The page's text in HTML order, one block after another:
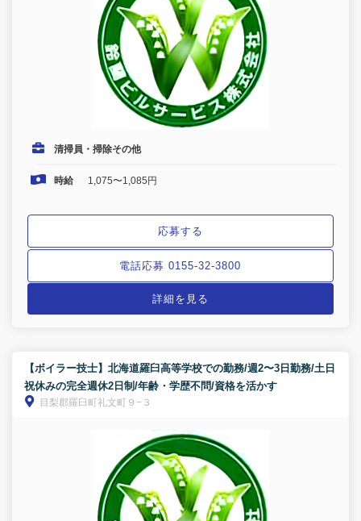
清掃員・掃除その他
時給 1,075〜1,085円
応募する
電話応募 0155-32-3800
詳細を見る
【ボイラー技士】北海道羅臼高等学校での勤務/週2〜3日勤務/土日
祝休みの完全週休2日制/年齢・学歴不問/資格を活かす
目梨郡羅臼町礼文町９−３